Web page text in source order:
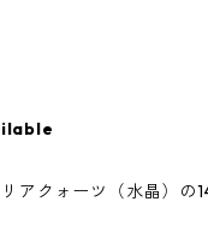
アクォーツ（水晶）の